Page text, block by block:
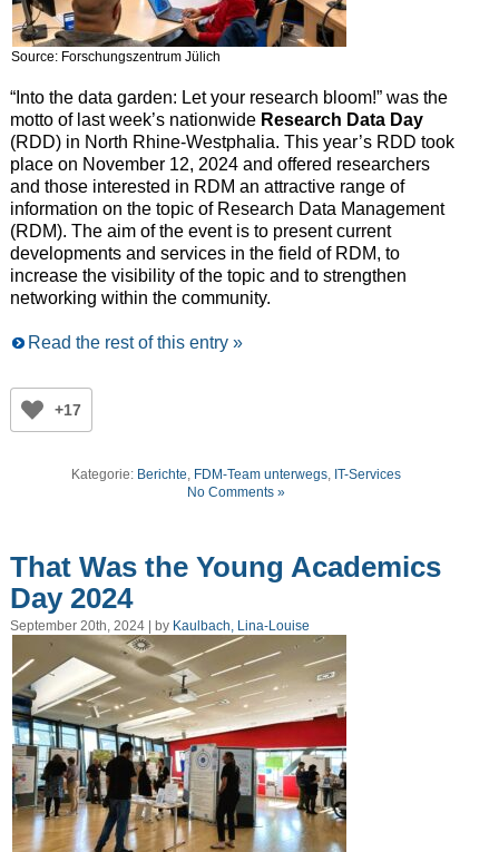
Source: Forschungszentrum Jülich
“Into the data garden: Let your research bloom!” was the
motto of last week’s nationwide Research Data Day
(RDD) in North Rhine-Westphalia. This year’s RDD took
place on November 12, 2024 and offered researchers
and those interested in RDM an attractive range of
information on the topic of Research Data Management
(RDM). The aim of the event is to present current
developments and services in the field of RDM, to
increase the visibility of the topic and to strengthen
networking within the community.
Read the rest of this entry »
+17
Kategorie: Berichte, FDM-Team unterwegs, IT-Services
No Comments »
That Was the Young Academics
Day 2024
September 20th, 2024 | by Kaulbach, Lina-Louise